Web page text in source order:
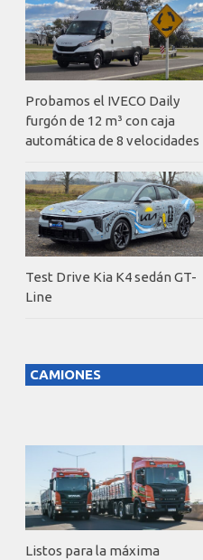
Probamos el IVECO Daily
furgón de 12 m³ con caja
automática de 8 velocidades
Test Drive Kia K4 sedán GT-
Line
CAMIONES
Listos para la máxima